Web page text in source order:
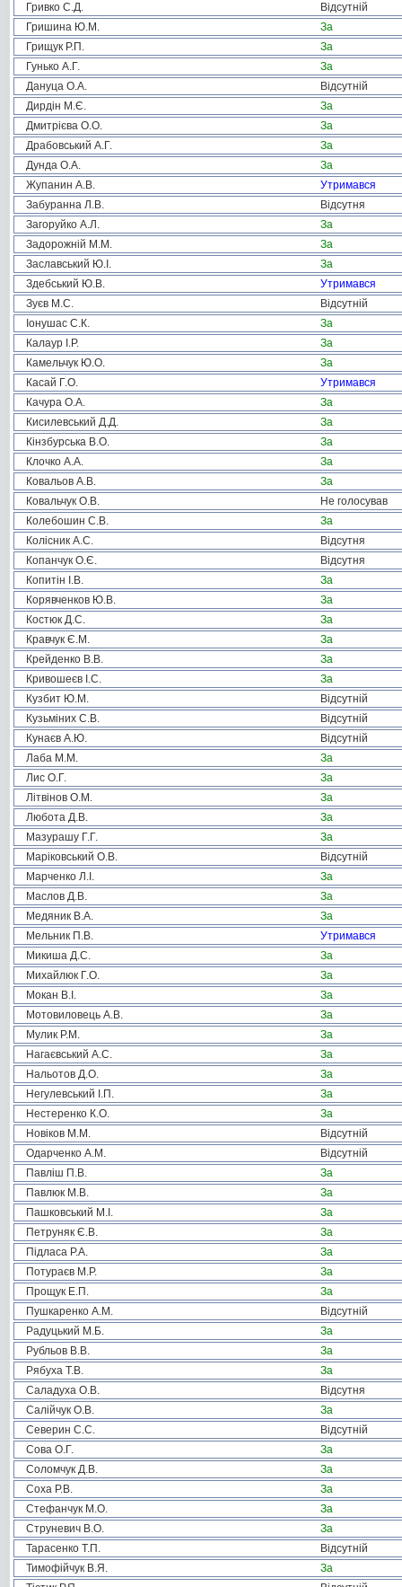
Гривко С.Д.
Відсутній
Гришина Ю.М.
За
Грищук Р.П.
За
Гунько А.Г.
За
Дануца О.А.
Відсутній
Дирдін М.Є.
За
Дмитрієва О.О.
За
Драбовський А.Г.
За
Дунда О.А.
За
Жупанин А.В.
Утримався
Забуранна Л.В.
Відсутня
Загоруйко А.Л.
За
Задорожній М.М.
За
Заславський Ю.І.
За
Здебський Ю.В.
Утримався
Зуєв М.С.
Відсутній
Іонушас С.К.
За
Калаур І.Р.
За
Камельчук Ю.О.
За
Касай Г.О.
Утримався
Качура О.А.
За
Кисилевський Д.Д.
За
Кінзбурська В.О.
За
Клочко А.А.
За
Ковальов А.В.
За
Ковальчук О.В.
Не голосував
Колебошин С.В.
За
Колісник А.С.
Відсутня
Копанчук О.Є.
Відсутня
Копитін І.В.
За
Корявченков Ю.В.
За
Костюк Д.С.
За
Кравчук Є.М.
За
Крейденко В.В.
За
Кривошеєв І.С.
За
Кузбит Ю.М.
Відсутній
Кузьміних С.В.
Відсутній
Кунаєв А.Ю.
Відсутній
Лаба М.М.
За
Лис О.Г.
За
Літвінов О.М.
За
Любота Д.В.
За
Мазурашу Г.Г.
За
Маріковський О.В.
Відсутній
Марченко Л.І.
За
Маслов Д.В.
За
Медяник В.А.
За
Мельник П.В.
Утримався
Микиша Д.С.
За
Михайлюк Г.О.
За
Мокан В.І.
За
Мотовиловець А.В.
За
Мулик Р.М.
За
Нагаєвський А.С.
За
Нальотов Д.О.
За
Негулевський І.П.
За
Нестеренко К.О.
За
Новіков М.М.
Відсутній
Одарченко А.М.
Відсутній
Павліш П.В.
За
Павлюк М.В.
За
Пашковський М.І.
За
Петруняк Є.В.
За
Підласа Р.А.
За
Потураєв М.Р.
За
Прощук Е.П.
За
Пушкаренко А.М.
Відсутній
Радуцький М.Б.
За
Рубльов В.В.
За
Рябуха Т.В.
За
Саладуха О.В.
Відсутня
Салійчук О.В.
За
Северин С.С.
Відсутній
Сова О.Г.
За
Соломчук Д.В.
За
Соха Р.В.
За
Стефанчук М.О.
За
Струневич В.О.
За
Тарасенко Т.П.
Відсутній
Тимофійчук В.Я.
За